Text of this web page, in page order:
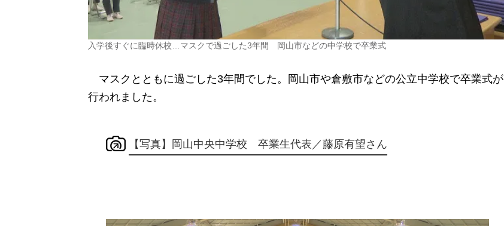
入学後すぐに臨時休校…マスクで過ごした3年間 岡山市などの中学校で卒業式
マスクとともに過ごした3年間でした。岡山市や倉敷市などの公立中学校で卒業式が
行われました。
【写真】岡山中央中学校 卒業生代表／藤原有望さん